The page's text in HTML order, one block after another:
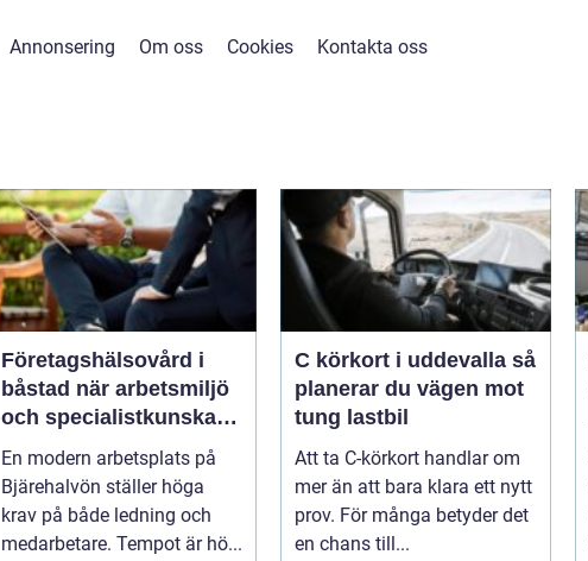
Annonsering Om oss Cookies Kontakta oss
Företagshälsovård i
båstad när arbetsmiljö
och specialistkunskap
möts
En modern arbetsplats på
Bjärehalvön ställer höga
krav på både ledning och
medarbetare. Tempot är hö...
C körkort i uddevalla så
planerar du vägen mot
tung lastbil
Att ta C-körkort handlar om
mer än att bara klara ett nytt
prov. För många betyder det
en chans till...